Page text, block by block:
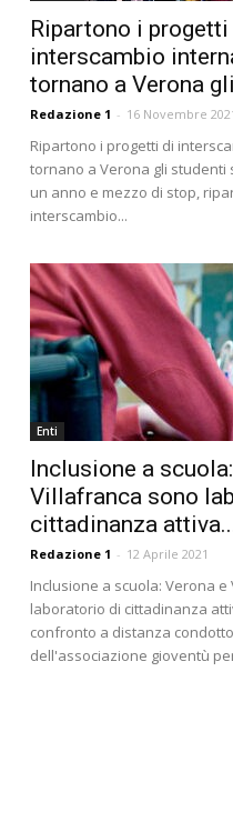
Ripartono i progetti
interscambio
tornano a Verona
Redazione 1 - 16 Novembre
Ripartono i progetti di
tornano a Verona gli studenti
un anno e mezzo di stop,
interscambio...
Enti
Inclusione a
Villafranca sono
cittadinanza
Redazione 1 - 12 Aprile 2021
Inclusione a scuola: Verona
laboratorio di cittadinanza
confronto a distanza
dell'associazione gioventù